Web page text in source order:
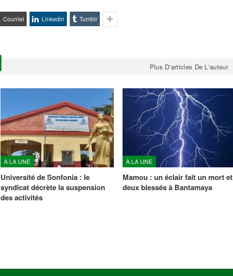
Courriel Linkedin Tumblr
Plus D'articles De L'auteur
À LA UNE
Université de Sonfonia : le
syndicat décrète la suspension
des activités
À LA UNE
Mamou : un éclair fait un mort et
deux blessés à Bantamaya